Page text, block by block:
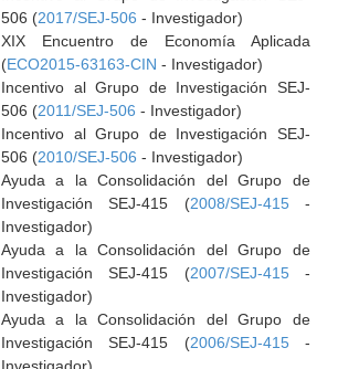
506 (2017/SEJ-506 - Investigador)
XIX Encuentro de Economía Aplicada
(ECO2015-63163-CIN - Investigador)
Incentivo al Grupo de Investigación SEJ-
506 (2011/SEJ-506 - Investigador)
Incentivo al Grupo de Investigación SEJ-
506 (2010/SEJ-506 - Investigador)
Ayuda a la Consolidación del Grupo de
Investigación SEJ-415 (2008/SEJ-415-
Investigador)
Ayuda a la Consolidación del Grupo de
Investigación SEJ-415 (2007/SEJ-415-
Investigador)
Ayuda a la Consolidación del Grupo de
Investigación SEJ-415 (2006/SEJ-415-